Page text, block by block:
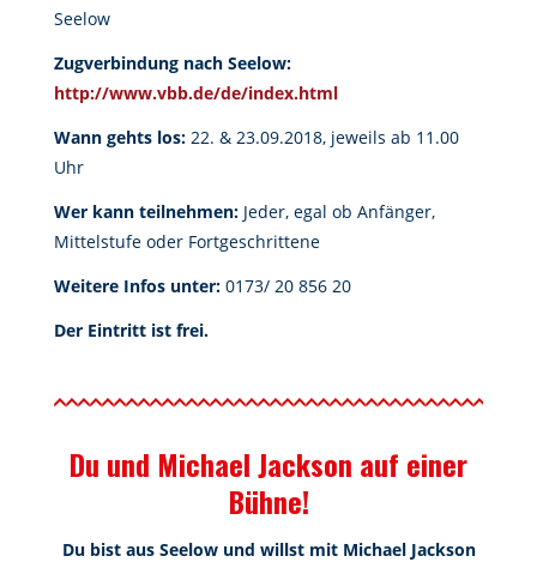
Seelow
Zugverbindung nach Seelow:
http://www.vbb.de/de/index.html
Wann gehts los: 22. & 23.09.2018, jeweils ab 11.00
Uhr
Wer kann teilnehmen: Jeder, egal ob Anfänger,
Mittelstufe oder Fortgeschrittene
Weitere Infos unter: 0173/ 20 856 20
Der Eintritt ist frei.
Du und Michael Jackson auf einer
Bühne!
Du bist aus Seelow und willst mit Michael Jackson